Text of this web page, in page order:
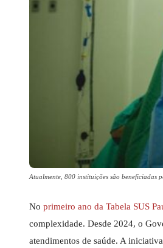
Atualmente, 800 instituições são beneficiadas
No primeiro ano da Tabela SUS
complexidade. Desde 2024, o
atendimentos de saúde. A